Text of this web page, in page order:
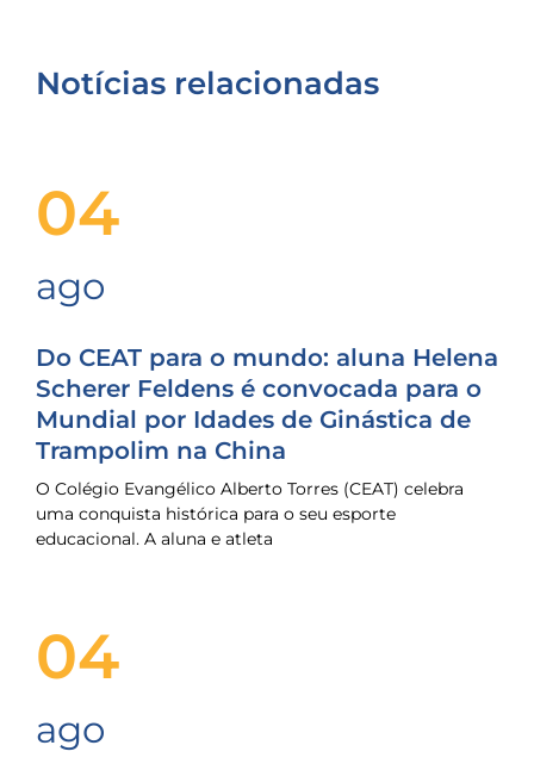
Notícias relacionadas
04
ago
Do CEAT para o mundo: aluna Helena
Scherer Feldens é convocada para o
Mundial por Idades de Ginástica de
Trampolim na China
O Colégio Evangélico Alberto Torres (CEAT) celebra
uma conquista histórica para o seu esporte
educacional. A aluna e atleta
04
ago